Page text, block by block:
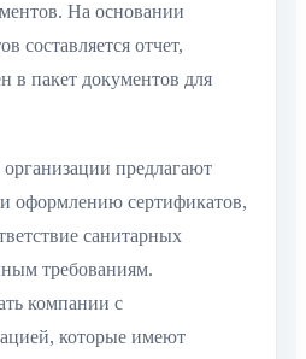
На основании
составляется отчет,
в пакет документов для
предлагают
оформлению сертификатов,
санитарных
требованиям.
компании с
которые имеют